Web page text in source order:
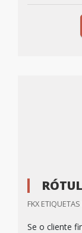
FKX
Se o cliente